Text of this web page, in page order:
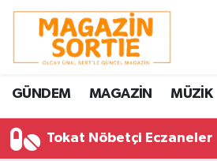
GÜNDEM MAGAZİN MÜZİK
Tokat Nöbetçi Eczaneler
Nöbetçi Eczaneler
Hava Durumu
Trafik Durumu